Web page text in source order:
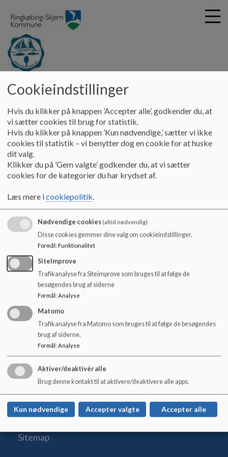
d
Hvide Sande Skole
SFO Ind-og udmeldelse i SFO
Ind-og udmeldelse i SFO
Velkommen til Digital Pladsanvisning
skrive dit barn op til en institutionsplads, udmelde dit barn fra en
institutionsplads, se hvor dit barn står på ventelisten, se status på
dine ansøgninger og meget mere.
Du kan bruge NemID eller digital signatur for at kunne bruge
Digital Pladsanvisning fuldt ud.
https://www.rksk.dk/borger/familie/boernepasning/p
asning-af-skoleboern
Hvide Sande Skole
Skolevej 2, 6960 Hvide Sande
hvidesandeskole@rksk.dk
+45 99 74 26 60
EAN NR. 5798004797815
Sitemap
Cookieindstillinger
Hvis du klikker på knappen ’Accepter alle’, godkender du, at
vi sætter cookies til brug for statistik.
Hvis du klikker på knappen ’Kun nødvendige,’ sætter vi ikke
cookies til statistik – vi benytter dog en cookie for at huske
dit valg.
Klikker du på ’Gem valgte’ godkender du, at vi sætter
cookies for de kategorier du har krydset af.
Læs mere icookiepolitik.
Nødvendige cookies(altid nødvendig)
Disse cookies gemmer dine valg om cookieindstillinger.
Formål: Funktionalitet
SiteImprove
Trafikanalyse fra Siteimprove som bruges til at følge de
besøgendes brug af siderne
Formål: Analyse
Matomo
Trafikanalyse fra Matomo som bruges til at følge de besøgendes
brug af siderne.
Formål: Analyse
Aktiver/deaktivér alle
Brug denne kontakt til at aktivere/deaktivere alle apps.
Kun nødvendige Accepter valgte Accepter alle